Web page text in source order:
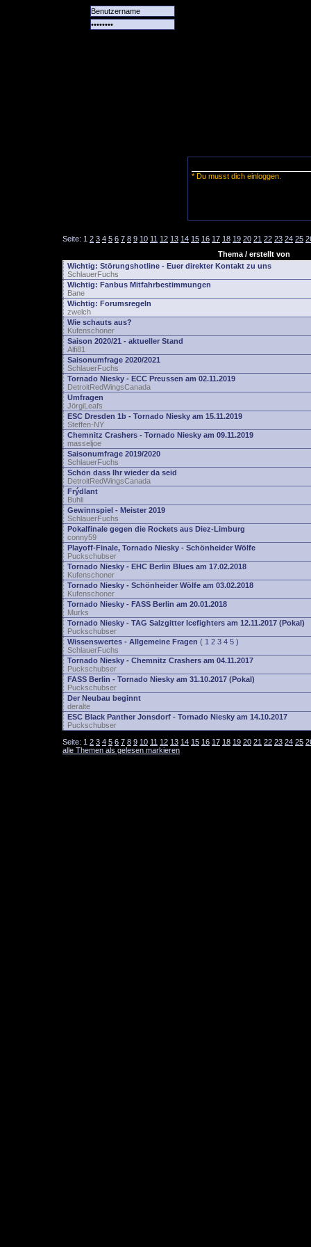
* Du musst dich einloggen.
Seite: 1 2 3 4 5 6 7 8 9 10 11 12 13 14 15 16 17 18 19 20 21 22 23 24 25
Thema / erstellt von
Wichtig: Störungshotline - Euer direkter Kontakt zu uns
SchlauerFuchs
Wichtig: Fanbus Mitfahrbestimmungen
Bane
Wichtig: Forumsregeln
zwelch
Wie schauts aus?
Kufenschoner
Saison 2020/21 - aktueller Stand
Alfi81
Saisonumfrage 2020/2021
SchlauerFuchs
Tornado Niesky - ECC Preussen am 02.11.2019
DetroitRedWingsCanada
Umfragen
JörgiLeafs
ESC Dresden 1b - Tornado Niesky am 15.11.2019
Steffen-NY
Chemnitz Crashers - Tornado Niesky am 09.11.2019
masseljoe
Saisonumfrage 2019/2020
SchlauerFuchs
Schön dass Ihr wieder da seid
DetroitRedWingsCanada
Frýdlant
Buhli
Gewinnspiel - Meister 2019
SchlauerFuchs
Pokalfinale gegen die Rockets aus Diez-Limburg
conny59
Playoff-Finale, Tornado Niesky - Schönheider Wölfe
Puckschubser
Tornado Niesky - EHC Berlin Blues am 17.02.2018
Kufenschoner
Tornado Niesky - Schönheider Wölfe am 03.02.2018
Kufenschoner
Tornado Niesky - FASS Berlin am 20.01.2018
Murks
Tornado Niesky - TAG Salzgitter Icefighters am 12.11.2017 (Pokal)
Puckschubser
Wissenswertes - Allgemeine Fragen ( 1 2 3 4 5 )
SchlauerFuchs
Tornado Niesky - Chemnitz Crashers am 04.11.2017
Puckschubser
FASS Berlin - Tornado Niesky am 31.10.2017 (Pokal)
Puckschubser
Der Neubau beginnt
deralte
ESC Black Panther Jonsdorf - Tornado Niesky am 14.10.2017
Puckschubser
Seite: 1 2 3 4 5 6 7 8 9 10 11 12 13 14 15 16 17 18 19 20 21 22 23 24 25
alle Themen als gelesen markieren